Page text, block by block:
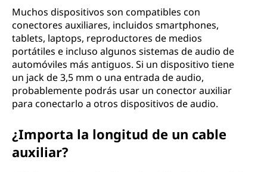
Muchos dispositivos son compatibles con
conectores auxiliares, incluidos smartphones,
tablets, laptops, reproductores de medios
portátiles e incluso algunos sistemas de audio de
automóviles más antiguos. Si un dispositivo tiene
un jack de 3,5 mm o una entrada de audio,
probablemente podrás usar un conector auxiliar
para conectarlo a otros dispositivos de audio.
¿Importa la longitud de un cable
auxiliar?